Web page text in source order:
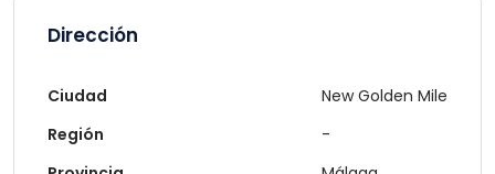
Dirección
Ciudad
Región
New Golden Mile
-